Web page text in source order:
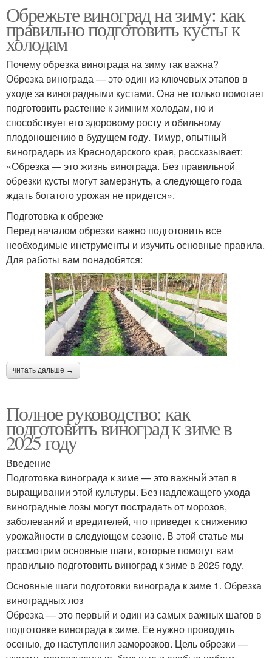
Обрежьте виноград на зиму: как
правильно подготовить кусты к
холодам
Почему обрезка винограда на зиму так важна?
Обрезка винограда — это один из ключевых этапов в
уходе за виноградными кустами. Она не только помогает
подготовить растение к зимним холодам, но и
способствует его здоровому росту и обильному
плодоношению в будущем году. Тимур, опытный
виноградарь из Краснодарского края, рассказывает:
«Обрезка — это жизнь винограда. Без правильной
обрезки кусты могут замерзнуть, а следующего года
ждать богатого урожая не придется».
Подготовка к обрезке
Перед началом обрезки важно подготовить все
необходимые инструменты и изучить основные правила.
Для работы вам понадобятся:
читать дальше →
Полное руководство: как
подготовить виноград к зиме в
2025 году
Введение
Подготовка винограда к зиме — это важный этап в
выращивании этой культуры. Без надлежащего ухода
виноградные лозы могут пострадать от морозов,
заболеваний и вредителей, что приведет к снижению
урожайности в следующем сезоне. В этой статье мы
рассмотрим основные шаги, которые помогут вам
правильно подготовить виноград к зиме в 2025 году.
Основные шаги подготовки винограда к зиме 1. Обрезка
виноградных лоз
Обрезка — это первый и один из самых важных шагов в
подготовке винограда к зиме. Ее нужно проводить
осенью, до наступления заморозков. Цель обрезки —